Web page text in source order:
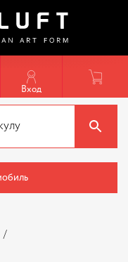
Вход